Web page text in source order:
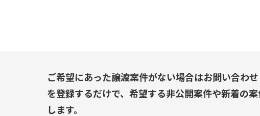
ご希望にあった譲渡案件がない場合はお問い合わ
を登録するだけで、希望する非公開案件や新着の
します。